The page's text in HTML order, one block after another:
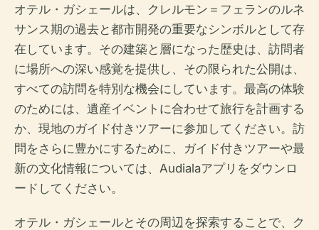
オテル・ガシェールは、クレルモン＝フェランのルネ
サンス期の過去と都市開発の重要なシンボルとして存
在しています。その建築と層になった歴史は、訪問者
に場所への深い感覚を提供し、その限られた公開は、
すべての訪問を特別な機会にしています。最高の体験
のためには、遺産イベントに合わせて旅行を計画する
か、現地のガイド付きツアーに参加してください。訪
問をさらに豊かにするために、ガイド付きツアーや最
新の文化情報については、Audialaアプリをダウンロ
ードしてください。
オテル・ガシェールとその周辺を探索することで、ク